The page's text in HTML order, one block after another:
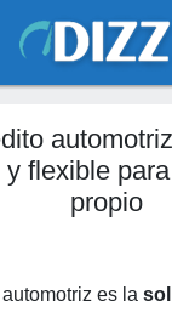
flexible
propio
es la